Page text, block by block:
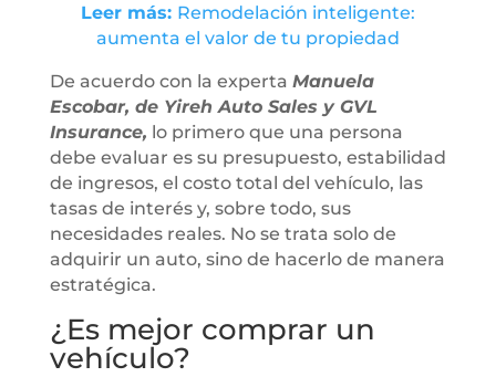
Leer más: Remodelación inteligente:
aumenta el valor de tu propiedad
De acuerdo con la experta Manuela
Escobar, de Yireh Auto Sales y GVL
Insurance, lo primero que una persona
debe evaluar es su presupuesto, estabilidad
de ingresos, el costo total del vehículo, las
tasas de interés y, sobre todo, sus
necesidades reales. No se trata solo de
adquirir un auto, sino de hacerlo de manera
estratégica.
¿Es mejor comprar un
vehículo?